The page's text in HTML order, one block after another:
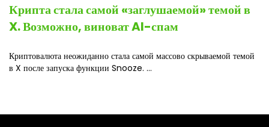
Крипта стала самой «заглушаемой» темой в
X. Возможно, виноват AI-спам
Криптовалюта неожиданно стала самой массово скрываемой темой
в X после запуска функции Snooze. ...